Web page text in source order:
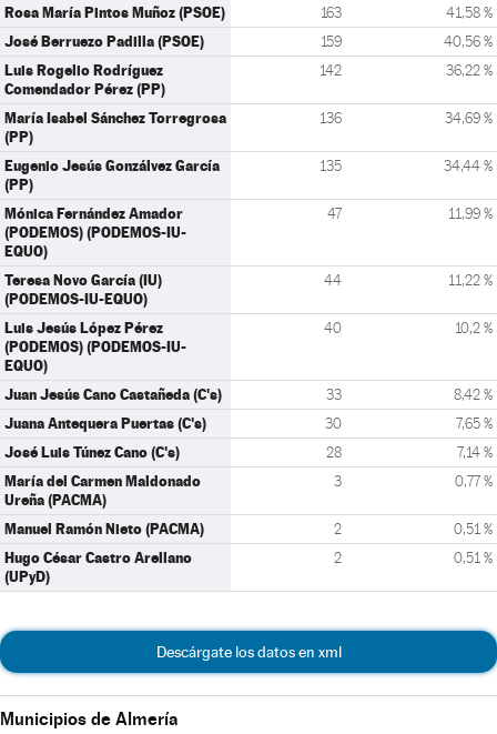
Rosa María Pintos Muñoz (PSOE) 163 41,58 %
José Berruezo Padilla (PSOE) 159 40,56 %
Luis Rogelio Rodríguez
Comendador Pérez (PP)
142 36,22 %
María Isabel Sánchez Torregrosa
(PP)
136 34,69 %
Eugenio Jesús Gonzálvez García
(PP)
135 34,44 %
Mónica Fernández Amador
(PODEMOS) (PODEMOS-IU-
EQUO)
47 11,99 %
Teresa Novo García (IU)
(PODEMOS-IU-EQUO)
44 11,22 %
Luis Jesús López Pérez
(PODEMOS) (PODEMOS-IU-
EQUO)
40 10,2 %
Juan Jesús Cano Castañeda (C's) 33 8,42 %
Juana Antequera Puertas (C's) 30 7,65 %
José Luis Túnez Cano (C's) 28 7,14 %
María del Carmen Maldonado
Ureña (PACMA)
3 0,77 %
Manuel Ramón Nieto (PACMA) 2 0,51 %
Hugo César Castro Arellano
(UPyD)
2 0,51 %
Descárgate los datos en xml
Municipios de Almería